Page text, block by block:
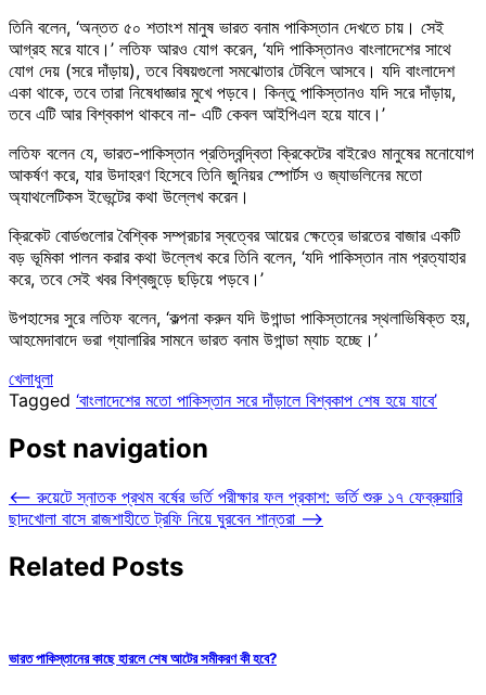
তিনি বলেন, ‘অন্তত ৫০ শতাংশ মানুষ ভারত বনাম পাকিস্তান দেখতে চায়। সেই
আগ্রহ মরে যাবে।’ লতিফ আরও যোগ করেন, ‘যদি পাকিস্তানও বাংলাদেশের সাথে
যোগ দেয় (সরে দাঁড়ায়), তবে বিষয়গুলো সমঝোতার টেবিলে আসবে। যদি বাংলাদেশ
একা থাকে, তবে তারা নিষেধাজ্ঞার মুখে পড়বে। কিন্তু পাকিস্তানও যদি সরে দাঁড়ায়,
তবে এটি আর বিশ্বকাপ থাকবে না- এটি কেবল আইপিএল হয়ে যাবে।’
লতিফ বলেন যে, ভারত-পাকিস্তান প্রতিদ্বন্দ্বিতা ক্রিকেটের বাইরেও মানুষের মনোযোগ
আকর্ষণ করে, যার উদাহরণ হিসেবে তিনি জুনিয়র স্পোর্টস ও জ্যাভলিনের মতো
অ্যাথলেটিকস ইভেন্টের কথা উল্লেখ করেন।
ক্রিকেট বোর্ডগুলোর বৈশ্বিক সম্প্রচার স্বত্বের আয়ের ক্ষেত্রে ভারতের বাজার একটি
বড় ভূমিকা পালন করার কথা উল্লেখ করে তিনি বলেন, ‘যদি পাকিস্তান নাম প্রত্যাহার
করে, তবে সেই খবর বিশ্বজুড়ে ছড়িয়ে পড়বে।’
উপহাসের সুরে লতিফ বলেন, ‘কল্পনা করুন যদি উগান্ডা পাকিস্তানের স্থলাভিষিক্ত হয়,
আহমেদাবাদে ভরা গ্যালারির সামনে ভারত বনাম উগান্ডা ম্যাচ হচ্ছে।’
খেলাধুলা
Tagged ‘বাংলাদেশের মতো পাকিস্তান সরে দাঁড়ালে বিশ্বকাপ শেষ হয়ে যাবে’
Post navigation
⟵ রুয়েটে স্নাতক প্রথম বর্ষের ভর্তি পরীক্ষার ফল প্রকাশ: ভর্তি শুরু ১৭ ফেব্রুয়ারি
ছাদখোলা বাসে রাজশাহীতে ট্রফি নিয়ে ঘুরবেন শান্তরা ⟶
Related Posts
ভারত পাকিস্তানের কাছে হারলে শেষ আটের সমীকরণ কী হবে?